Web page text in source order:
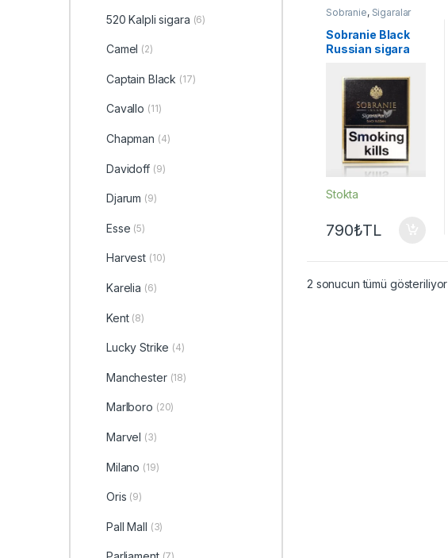
Sobranie, Sigaralar
Sobranie Black
Russian sigara
Stokta
790₺TL
2 sonucun tümü gösteriliyor
520 Kalpli sigara (6)
Camel (2)
Captain Black (17)
Cavallo (11)
Chapman (4)
Davidoff (9)
Djarum (9)
Esse (5)
Harvest (10)
Karelia (6)
Kent (8)
Lucky Strike (4)
Manchester (18)
Marlboro (20)
Marvel (3)
Milano (19)
Oris (9)
Pall Mall (3)